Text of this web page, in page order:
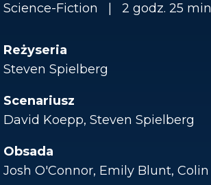
Science-Fiction 2 godz. 25
Reżyseria
Steven Spielberg
Scenariusz
David Koepp, Steven Spielberg
Obsada
Josh O'Connor, Emily Blunt,